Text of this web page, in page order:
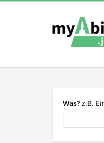
Was? z.B.